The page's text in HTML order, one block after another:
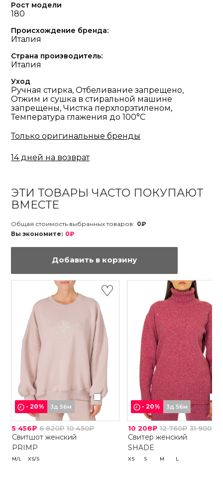
Рост модели
180
Происхождение бренда:
Италия
Страна производитель:
Италия
Уход
Ручная стирка, Отбеливание запрещено,
Отжим и сушка в стиральной машине
запрещены, Чистка перхлорэтиленом,
Температура глажения до 100°С
Только оригинальные бренды
14 дней на возврат
ЭТИ ТОВАРЫ ЧАСТО ПОКУПАЮТ
ВМЕСТЕ
Общая стоимость выбранных товаров: 0₽
Вы экономите: 0₽
Добавить в корзину
-20% 3д 56м
5 456₽ 6 820₽ 10 450₽
Свитшот женский
PRIMP
M/L XS/S
-20% 3д 56м
10 208₽ 12 760₽ 31 900₽
Свитер женский
SHADE
XS S M L